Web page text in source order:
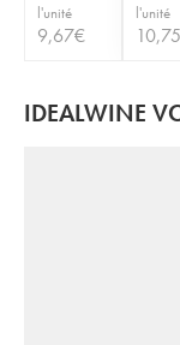
l'unité
9,67€
l'unité
10,75
IDEALWINE